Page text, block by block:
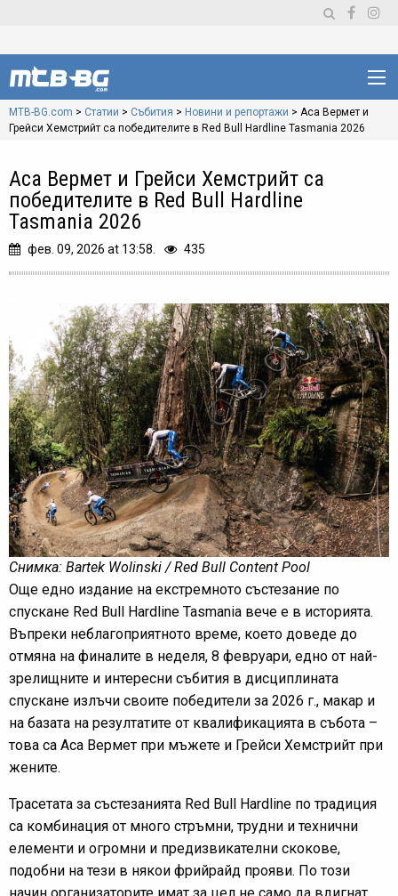
MTB-BG.com > Статии > Събития > Новини и репортажи > Аса Вермет и
Грейси Хемстрийт са победителите в Red Bull Hardline Tasmania 2026
Аса Вермет и Грейси Хемстрийт са
победителите в Red Bull Hardline
Tasmania 2026
фев. 09, 2026 at 13:58. 435
Снимка: Bartek Wolinski / Red Bull Content Pool
Още едно издание на екстремното състезание по
спускане Red Bull Hardline Tasmania вече е в историята.
Въпреки неблагоприятното време, което доведе до
отмяна на финалите в неделя, 8 февруари, едно от най-
зрелищните и интересни събития в дисциплината
спускане излъчи своите победители за 2026 г., макар и
на базата на резултатите от квалификацията в събота –
това са Аса Вермет при мъжете и Грейси Хемстрийт при
жените.
Трасетата за състезанията Red Bull Hardline по традиция
са комбинация от много стръмни, трудни и технични
елементи и огромни и предизвикателни скокове,
подобни на тези в някои фрийрайд прояви. По този